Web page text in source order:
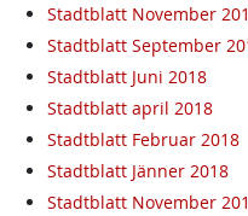
Stadtblatt November
Stadtblatt September
Stadtblatt Juni 2018
Stadtblatt april 2018
Stadtblatt Februar 2018
Stadtblatt Jänner 2018
Stadtblatt November